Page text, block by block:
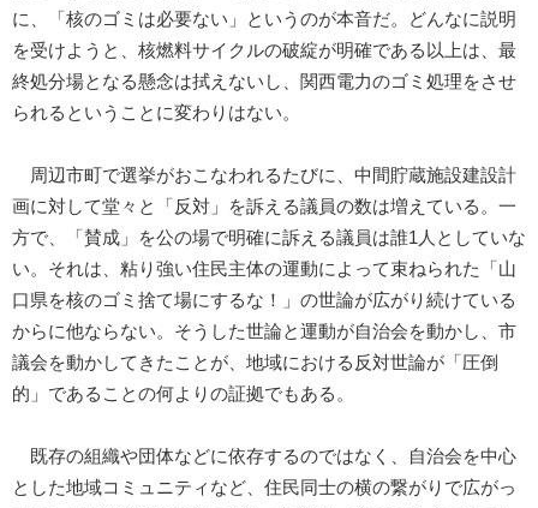
に、「核のゴミは必要ない」というのが本音だ。どんなに説明
を受けようと、核燃料サイクルの破綻が明確である以上は、最
終処分場となる懸念は拭えないし、関西電力のゴミ処理をさせ
られるということに変わりはない。
周辺市町で選挙がおこなわれるたびに、中間貯蔵施設建設計
画に対して堂々と「反対」を訴える議員の数は増えている。一
方で、「賛成」を公の場で明確に訴える議員は誰1人としていな
い。それは、粘り強い住民主体の運動によって束ねられた「山
口県を核のゴミ捨て場にするな！」の世論が広がり続けている
からに他ならない。そうした世論と運動が自治会を動かし、市
議会を動かしてきたことが、地域における反対世論が「圧倒
的」であることの何よりの証拠でもある。
既存の組織や団体などに依存するのではなく、自治会を中心
とした地域コミュニティなど、住民同士の横の繋がりで広がっ